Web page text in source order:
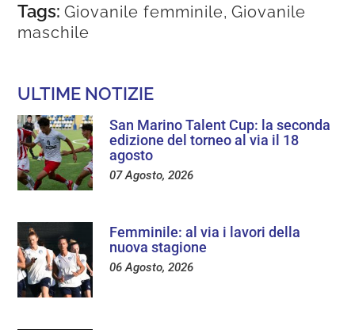
Tags: Giovanile femminile,Giovanile
maschile
ULTIME NOTIZIE
San Marino Talent Cup: la seconda
edizione del torneo al via il 18
agosto
07 Agosto, 2026
Femminile: al via i lavori della
nuova stagione
06 Agosto, 2026